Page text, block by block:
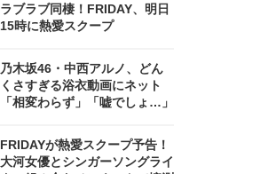
ラブラブ同棲！FRIDAY、明日
15時に熱愛スクープ
乃木坂46・中西アルノ、どん
くさすぎる浴衣動画にネット
「相変わらず」「嘘でしょ…」
FRIDAYが熱愛スクープ予告！
大河女優とシンガーソングライ